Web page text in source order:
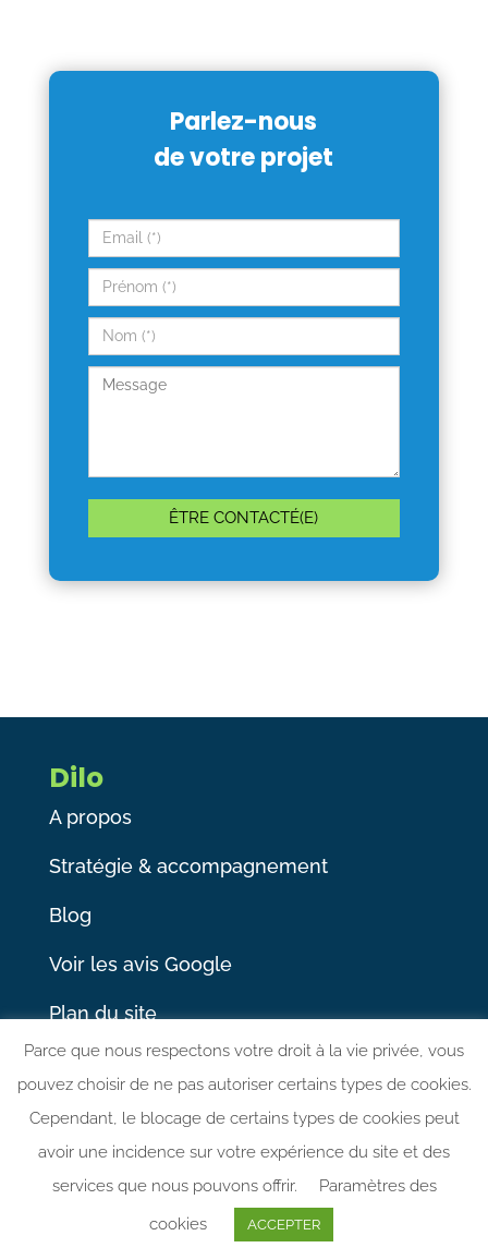
Parlez-nous
de votre projet
Dilo
A propos
Stratégie & accompagnement
Blog
Voir les avis Google
Plan du site
Mentions légales
Nos services
Création de site vitrine
Parce que nous respectons votre droit à la vie privée, vous
pouvez choisir de ne pas autoriser certains types de cookies.
Cependant, le blocage de certains types de cookies peut
avoir une incidence sur votre expérience du site et des
services que nous pouvons offrir.
Paramètres des
cookies
ACCEPTER